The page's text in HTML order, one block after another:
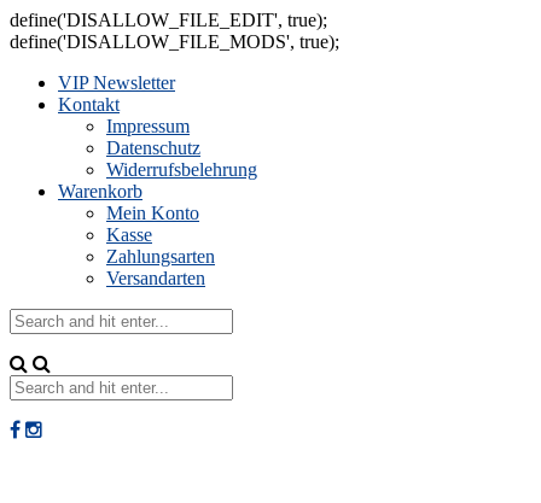
define('DISALLOW_FILE_EDIT', true);
define('DISALLOW_FILE_MODS', true);
VIP Newsletter
Kontakt
Impressum
Datenschutz
Widerrufsbelehrung
Warenkorb
Mein Konto
Kasse
Zahlungsarten
Versandarten